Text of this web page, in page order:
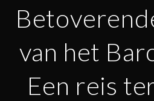
van het
Een reis